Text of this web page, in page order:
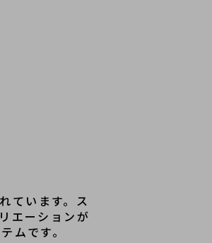
ています。ス
エーションが
ムです。